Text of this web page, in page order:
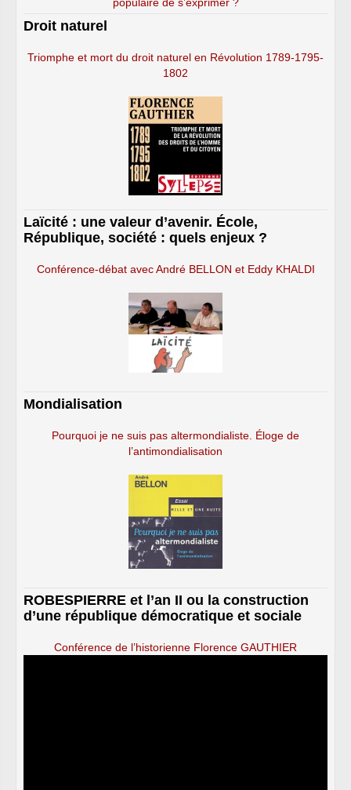
Droit naturel
Triomphe et mort du droit naturel en Révolution 1789-1795-
1802
Laïcité : une valeur d’avenir. École,
République, société : quels enjeux ?
Conférence-débat avec André BELLON et Eddy KHALDI
Mondialisation
Pourquoi je ne suis pas altermondialiste. Éloge de
l’antimondialisation
ROBESPIERRE et l’an II ou la construction
d’une république démocratique et sociale
Conférence de l’historienne Florence GAUTHIER